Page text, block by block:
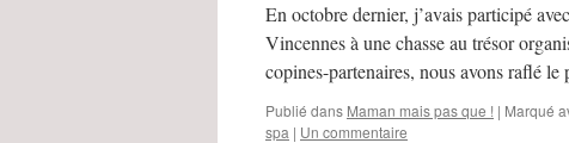
En octobre dernier, j’avais participé
Vincennes à une chasse au trésor
copines-partenaires, nous avons raflé
Publié dans Maman mais pas que ! | Marqué
spa | Un commentaire